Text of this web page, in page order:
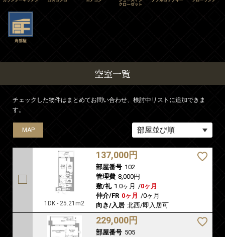
空室一覧
チェックした物件はまとめてお問い合わせ、検討中リストに追加できま
す。
MAP
1DK - 25.21m2
137,000円
部屋番号 102
管理費 8,000円
敷/礼 1.0ヶ月 /0ヶ月
仲介/FR 0ヶ月 /0ヶ月
向き/入居 北西/即入居可
MAP
229,000円
部屋番号 505